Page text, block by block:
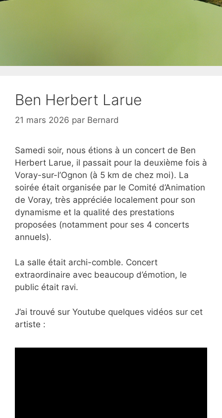
Ben Herbert Larue
21 mars 2026 par Bernard
Samedi soir, nous étions à un concert de Ben
Herbert Larue, il passait pour la deuxième fois à
Voray-sur-l’Ognon (à 5 km de chez moi). La
soirée était organisée par le Comité d’Animation
de Voray, très appréciée localement pour son
dynamisme et la qualité des prestations
proposées (notamment pour ses 4 concerts
annuels).
La salle était archi-comble. Concert
extraordinaire avec beaucoup d’émotion, le
public était ravi.
J’ai trouvé sur Youtube quelques vidéos sur cet
artiste :